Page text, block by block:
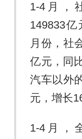
1-4月，
149833
月份，社
亿元，同
汽车以外
元，增长
1-4月，